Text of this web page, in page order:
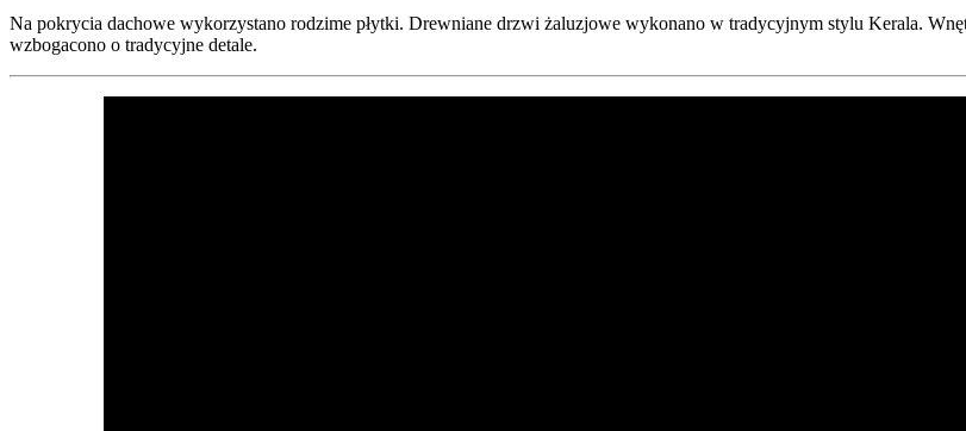
Na pokrycia dachowe wykorzystano rodzime płytki. Drewniane drzwi żaluzjowe wykonano w tradycyjnym stylu Kerala.
wzbogacono o tradycyjne detale.